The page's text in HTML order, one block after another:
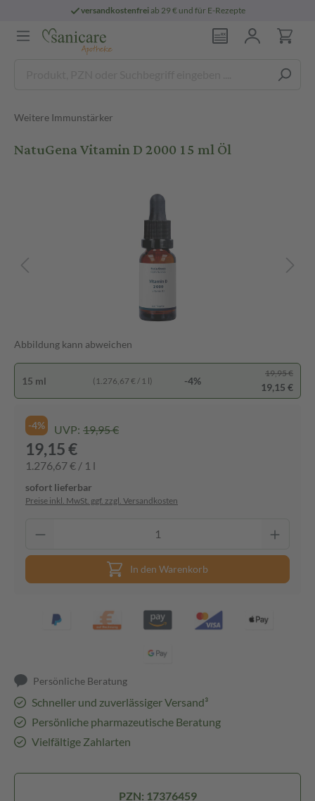
versandkostenfreiab 29 € und für E-Rezepte
Weitere Immunstärker
NatuGena Vitamin D 2000 15 ml Öl
Abbildung kann abweichen
15 ml (1.276,67 € / 1 l) -4%
19,95 €
19,15 €
-4% UVP: 19,95 €
19,15 €
1.276,67 € / 1 l
sofort lieferbar
Preise inkl. MwSt. ggf. zzgl. Versandkosten
In den Warenkorb
Persönliche Beratung
Schneller und zuverlässiger Versand³
Persönliche pharmazeutische Beratung
Vielfältige Zahlarten
PZN: 17376459